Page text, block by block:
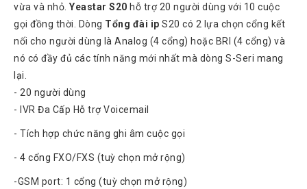
video
Logitech
Plantronics
Headsets
Freemate
Headsets
vừa và nhỏ. Yeastar S20 hỗ trợ 20 người dùng với 10 cuộc
gọi đồng thời. Dòng Tổng đài ip S20 có 2 lựa chọn cổng kết
nối cho người dùng là Analog (4 cổng) hoặc BRI (4 cổng) và
nó có đầy đủ các tính năng mới nhất mà dòng S-Seri mang
lại.
- 20 người dùng
- IVR Đa Cấp Hỗ trợ Voicemail
- Tích hợp chức năng ghi âm cuộc gọi
- 4 cổng FXO/FXS (tuỳ chọn mở rộng)
-GSM port: 1 cổng (tuỳ chọn mở rộng)